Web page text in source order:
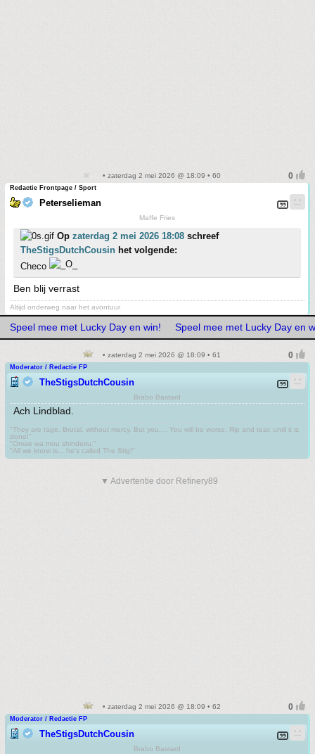
• zaterdag 2 mei 2026 @ 18:09 • 60
Redactie Frontpage / Sport
Peterselieman
Maffe Fries
Op zaterdag 2 mei 2026 18:08 schreef
TheStigsDutchCousin het volgende:
Checo
Ben blij verrast
Altijd onderweg naar het avontuur
Speel mee met Lucky Day en win! Speel mee met Lucky Day en
• zaterdag 2 mei 2026 @ 18:09 • 61
Moderator / Redactie FP
TheStigsDutchCousin
Brabo Bastard
Ach Lindblad.
"They are rage. Brutal, without mercy. But you.... You will be worse. Rip and tear, until it is
done!"
"Omae wa mou shindeiru."
"All we know is... he's called The Stig!"
▼ Advertentie door Refinery89
• zaterdag 2 mei 2026 @ 18:09 • 62
Moderator / Redactie FP
TheStigsDutchCousin
Brabo Bastard